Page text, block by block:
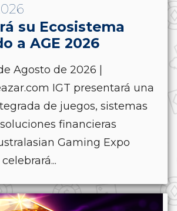
su Ecosistema
a AGE 2026
Agosto de 2026 |
IGT presentará una
de juegos, sistemas
financieras
Gaming Expo